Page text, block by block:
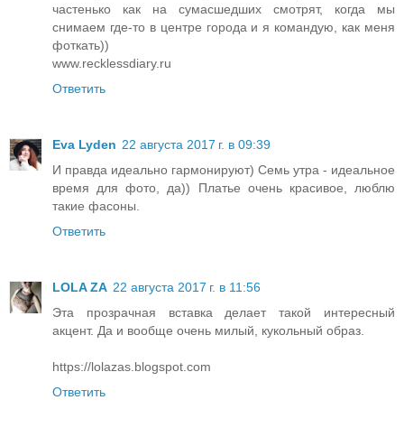
частенько как на сумасшедших смотрят, когда мы
снимаем где-то в центре города и я командую, как меня
фоткать))
www.recklessdiary.ru
Ответить
Eva Lyden 22 августа 2017 г. в 09:39
И правда идеально гармонируют) Семь утра - идеальное
время для фото, да)) Платье очень красивое, люблю
такие фасоны.
Ответить
LOLA ZA 22 августа 2017 г. в 11:56
Эта прозрачная вставка делает такой интересный
акцент. Да и вообще очень милый, кукольный образ.
https://lolazas.blogspot.com
Ответить